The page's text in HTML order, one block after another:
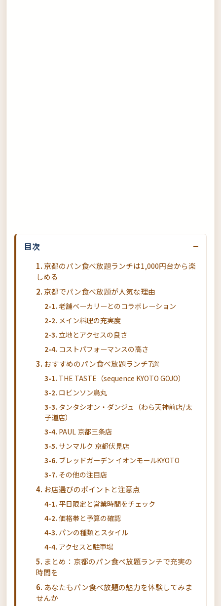
目次 −
京都のパン食べ放題ランチは1,000円台から楽
しめる
京都でパン食べ放題が人気な理由
老舗ベーカリーとのコラボレーション
メイン料理の充実度
立地とアクセスの良さ
コストパフォーマンスの高さ
おすすめのパン食べ放題ランチ7選
THE TASTE（sequence KYOTO GOJO）
ロビンソン烏丸
タンタシオン・ダンジュ（わら天神前店/太
子道店）
PAUL 京都三条店
サンマルク 京都伏見店
ブレッドガーデン イオンモールKYOTO
その他の注目店
お店選びのポイントと注意点
平日限定と営業時間をチェック
価格帯と予算の確認
パンの種類とスタイル
アクセスと駐車場
まとめ：京都のパン食べ放題ランチで充実の
時間を
あなたもパン食べ放題の魅力を体験してみま
せんか